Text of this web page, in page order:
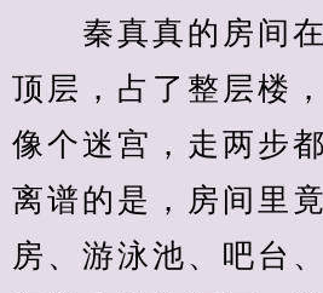
秦真真的房间在
顶层，占了整层楼
像个迷宫，走两步
离谱的是，房间里
房、游泳池、吧台